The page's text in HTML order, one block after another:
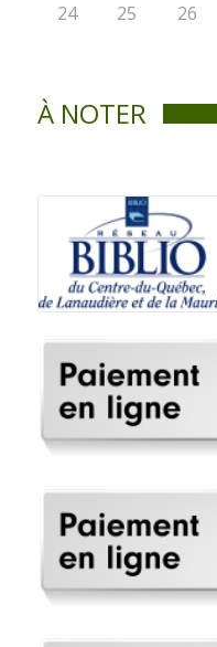
24 25 26
À NOTER